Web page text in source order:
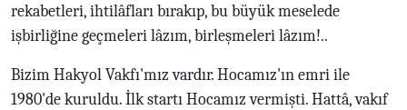
rekabetleri, ihtilâfları bırakıp, bu büyük meselede
işbirliğine geçmeleri lâzım, birleşmeleri lâzım!..
Bizim Hakyol Vakfı'mız vardır. Hocamız'ın emri ile
1980'de kuruldu. İlk startı Hocamız vermişti. Hattâ, vakıf